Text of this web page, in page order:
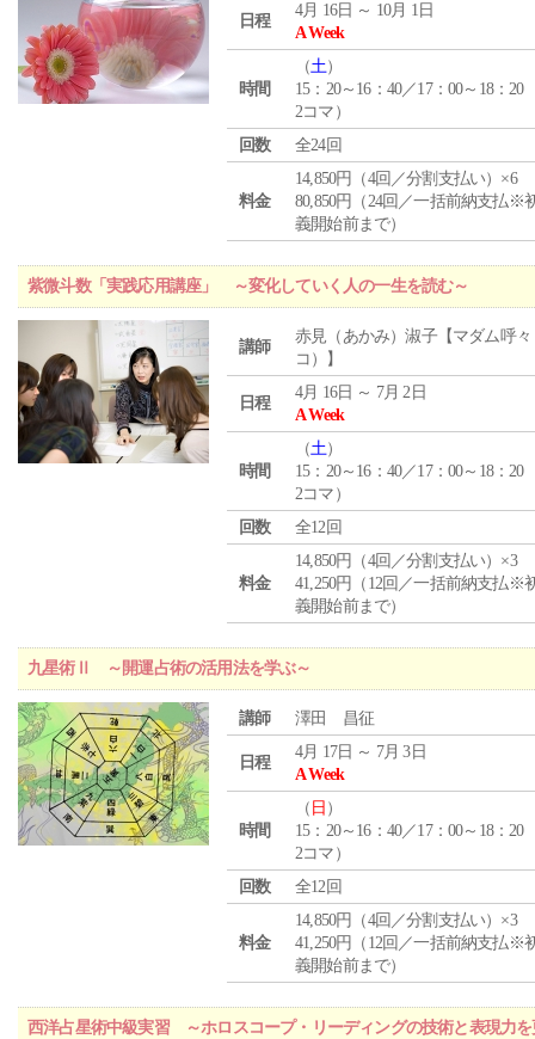
日程
4月 16日 ～ 10月 1日
A Week
時間
（土）
15：20～16：40／17：00～18：20
2コマ）
回数
全24回
料金
14,850円（4回／分割支払い）×6
80,850円（24回／一括前納支払※
義開始前まで）
紫微斗数「実践応用講座」 ～変化していく人の一生を読む～
講師
赤見（あかみ）淑子【マダム呼々
コ）】
日程
4月 16日 ～ 7月 2日
A Week
時間
（土）
15：20～16：40／17：00～18：20
2コマ）
回数
全12回
料金
14,850円（4回／分割支払い）×3
41,250円（12回／一括前納支払※
義開始前まで）
九星術Ⅱ ～開運占術の活用法を学ぶ～
講師 澤田 昌征
日程
4月 17日 ～ 7月 3日
A Week
時間
（ 日 ）
15：20～16：40／17：00～18：20
2コマ）
回数
全12回
料金
14,850円（4回／分割支払い）×3
41,250円（12回／一括前納支払※
義開始前まで）
西洋占星術中級実習 ～ホロスコープ・リーディングの技術と表現力